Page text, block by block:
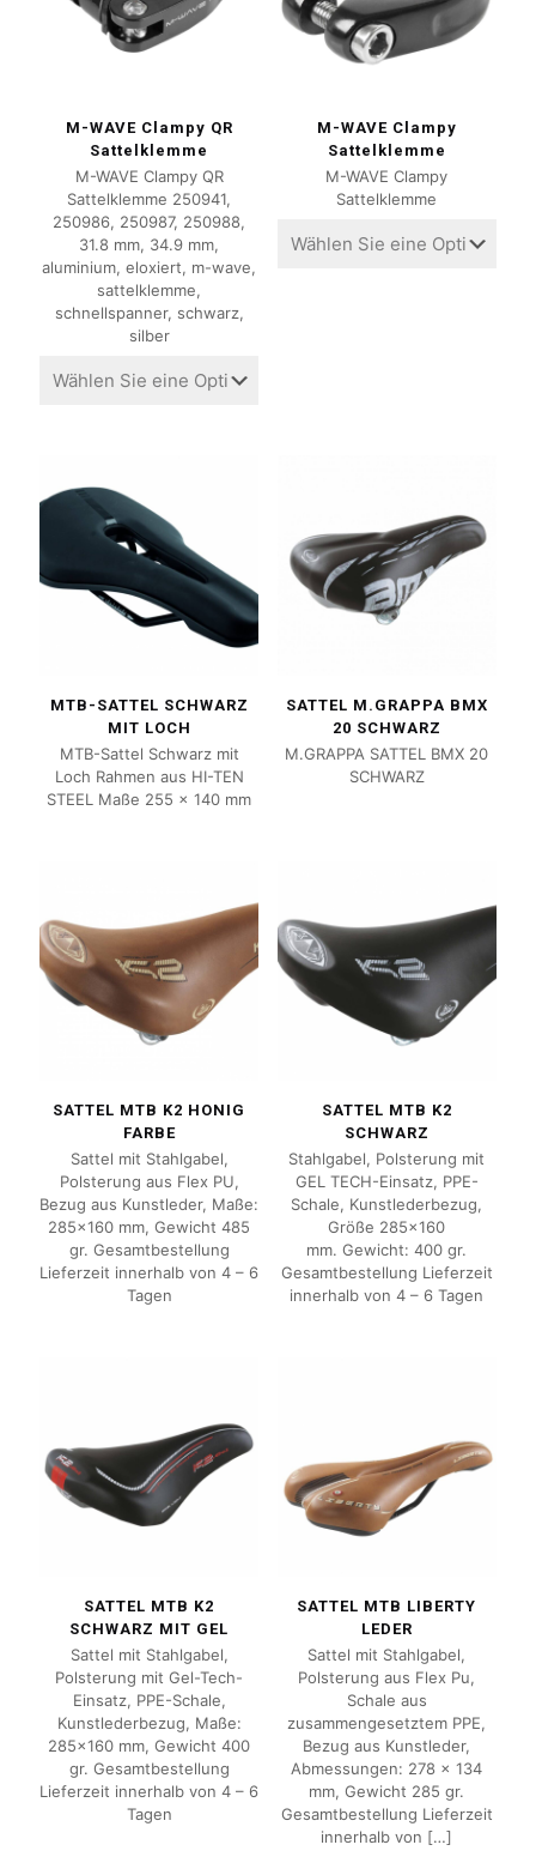
M-WAVE Clampy QR
Sattelklemme
M-WAVE Clampy QR
Sattelklemme 250941,
250986, 250987, 250988,
31.8 mm, 34.9 mm,
aluminium, eloxiert, m-wave,
sattelklemme,
schnellspanner, schwarz,
silber
M-WAVE Clampy
Sattelklemme
M-WAVE Clampy
Sattelklemme
MTB-SATTEL SCHWARZ
MIT LOCH
MTB-Sattel Schwarz mit
Loch Rahmen aus HI-TEN
STEEL Maße 255 x 140 mm
SATTEL M.GRAPPA BMX
20 SCHWARZ
M.GRAPPA SATTEL BMX 20
SCHWARZ
SATTEL MTB K2 HONIG
FARBE
Sattel mit Stahlgabel,
Polsterung aus Flex PU,
Bezug aus Kunstleder, Maße:
285×160 mm, Gewicht 485
gr. Gesamtbestellung
Lieferzeit innerhalb von 4 – 6
Tagen
SATTEL MTB K2
SCHWARZ
Stahlgabel, Polsterung mit
GEL TECH-Einsatz, PPE-
Schale, Kunstlederbezug,
Größe 285×160
mm. Gewicht: 400 gr.
Gesamtbestellung Lieferzeit
innerhalb von 4 – 6 Tagen
SATTEL MTB K2
SCHWARZ MIT GEL
Sattel mit Stahlgabel,
Polsterung mit Gel-Tech-
Einsatz, PPE-Schale,
Kunstlederbezug, Maße:
285×160 mm, Gewicht 400
gr. Gesamtbestellung
Lieferzeit innerhalb von 4 – 6
Tagen
SATTEL MTB LIBERTY
LEDER
Sattel mit Stahlgabel,
Polsterung aus Flex Pu,
Schale aus
zusammengesetztem PPE,
Bezug aus Kunstleder,
Abmessungen: 278 x 134
mm, Gewicht 285 gr.
Gesamtbestellung Lieferzeit
innerhalb von […]